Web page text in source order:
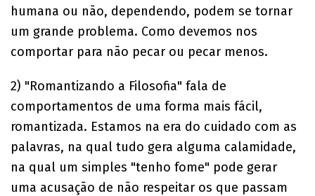
humana ou não, dependendo, podem se tornar
um grande problema. Como devemos nos
comportar para não pecar ou pecar menos.
2) "Romantizando a Filosofia" fala de
comportamentos de uma forma mais fácil,
romantizada. Estamos na era do cuidado com as
palavras, na qual tudo gera alguma calamidade,
na qual um simples "tenho fome" pode gerar
uma acusação de não respeitar os que passam